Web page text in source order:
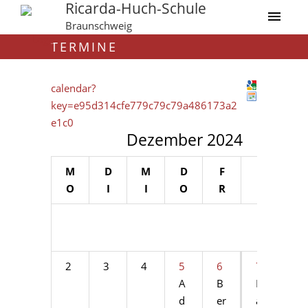
Ricarda-Huch-Schule
Braunschweig
TERMINE
calendar?
key=e95d314cfe779c79c79a486173a2
e1c0
Dezember 2024
M
O
D
I
M
I
D
O
F
R
2 3 4
5
A
d
6
B
er
7
Er
a